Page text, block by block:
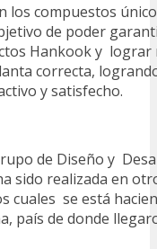
los compuestos
de poder
Hankook y lograr
correcta,
y satisfecho.
de Diseño y
sido realizada en
cuales se está
país de donde